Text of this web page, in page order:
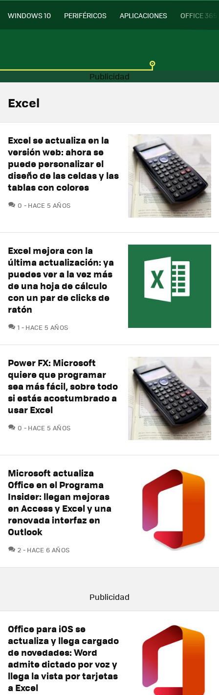
WINDOWS 10 PERIFÉRICOS APLICACIONES OFFICE 365
Excel
Excel se actualiza en la
versión web: ahora se
puede personalizar el
diseño de las celdas y las
tablas con colores
0 COMENTARIOS
HACE 5 AÑOS
Excel mejora con la
última actualización: ya
puedes ver a la vez más
de una hoja de cálculo
con un par de clicks de
ratón
1 COMENTARIOS
HACE 5 AÑOS
Power FX: Microsoft
quiere que programar
sea más fácil, sobre todo
si estás acostumbrado a
usar Excel
0 COMENTARIOS
HACE 5 AÑOS
Microsoft actualiza
Office en el Programa
Insider: llegan mejoras
en Access y Excel y una
renovada interfaz en
Outlook
2 COMENTARIOS
HACE 6 AÑOS
Office para iOS se
actualiza y llega cargado
de novedades: Word
admite dictado por voz y
llega la vista por tarjetas
a Excel